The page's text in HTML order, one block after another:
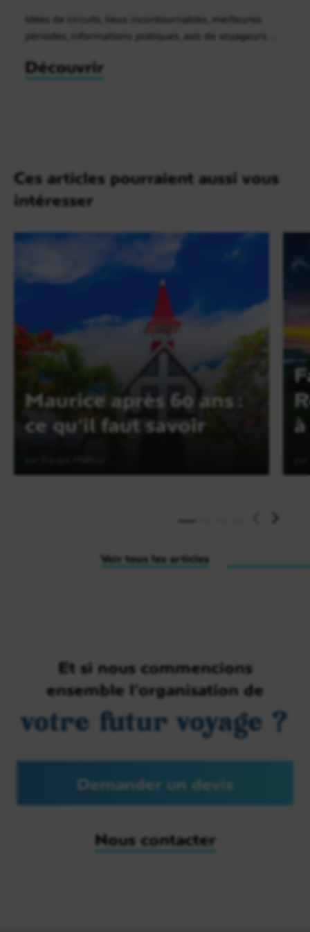
Idées de circuits, lieux incontournables, meilleures
périodes, informations pratiques, avis de voyageurs…
Découvrir
Ces articles pourraient aussi vous
intéresser
Maurice après 60 ans :
ce qu'il faut savoir
Voir tous les articles
Et si nous commencions
ensemble l’organisation de
votre futur voyage ?
Demander un devis
Nous contacter